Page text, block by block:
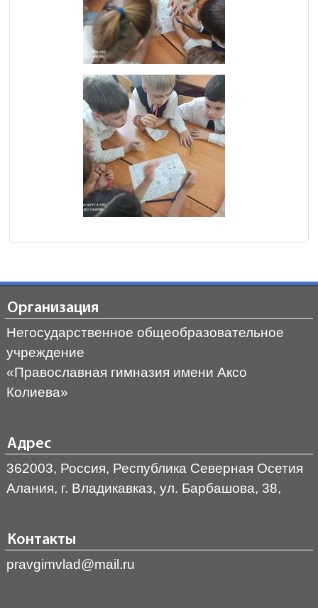
Организация
Негосударственное общеобразовательное
учреждение
«Православная гимназия имени Аксо
Колиева»
Адрес
362003, Россия, Республика Северная Осетия
Алания, г. Владикавказ, ул. Барбашова, 38,
Контакты
pravgimvlad@mail.ru